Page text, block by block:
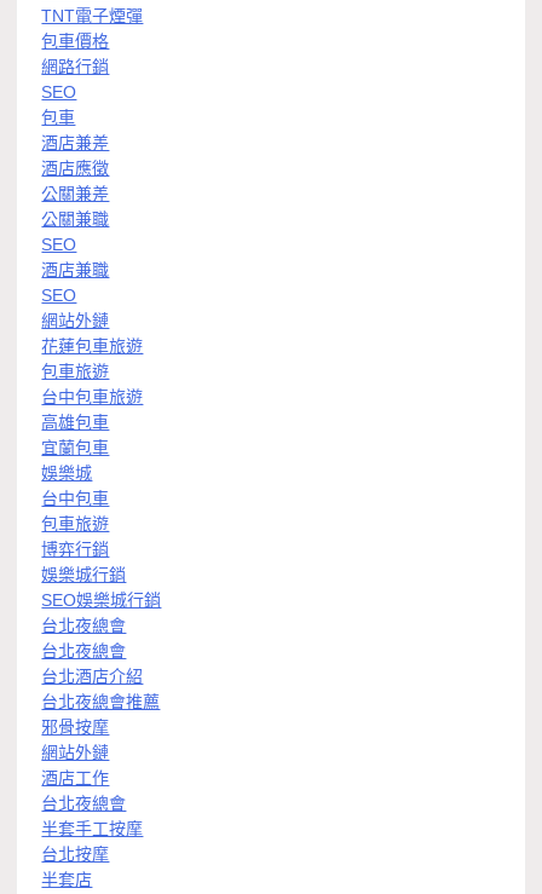
TNT電子煙彈
包車價格
網路行銷
SEO
包車
酒店兼差
酒店應徵
公關兼差
公關兼職
SEO
酒店兼職
SEO
網站外鏈
花蓮包車旅遊
包車旅遊
台中包車旅遊
高雄包車
宜蘭包車
娛樂城
台中包車
包車旅遊
博弈行銷
娛樂城行銷
SEO娛樂城行銷
台北夜總會
台北夜總會
台北酒店介紹
台北夜總會推薦
邪骨按摩
網站外鏈
酒店工作
台北夜總會
半套手工按摩
台北按摩
半套店